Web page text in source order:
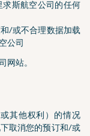
斯航空公司的任何
/或不合理数据加载
公司
网站。
其他权利）的情况
取消您的预订和/或